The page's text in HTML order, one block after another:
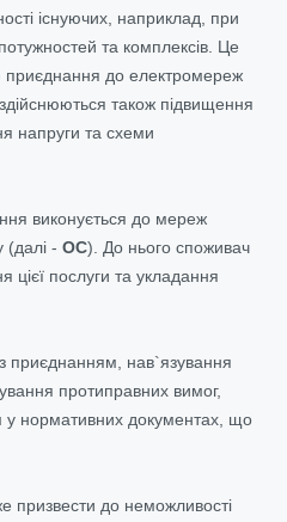
існуючих, наприклад, при
та комплексів. Це
до електромереж
також підвищення
напруги та схеми
виконується до мереж
(далі - ОС). До нього споживач
цієї послуги та укладання
приєднанням, нав`язування
протиправних вимог,
у нормативних документах, що
призвести до неможливості